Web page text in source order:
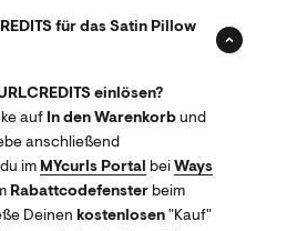
für das Satin Pillow
einlösen?
auf In den Warenkorb und
anschließend
im MYcurls Portal bei Ways
Rabattcodefenster beim
Deinen kostenlosen "Kauf"